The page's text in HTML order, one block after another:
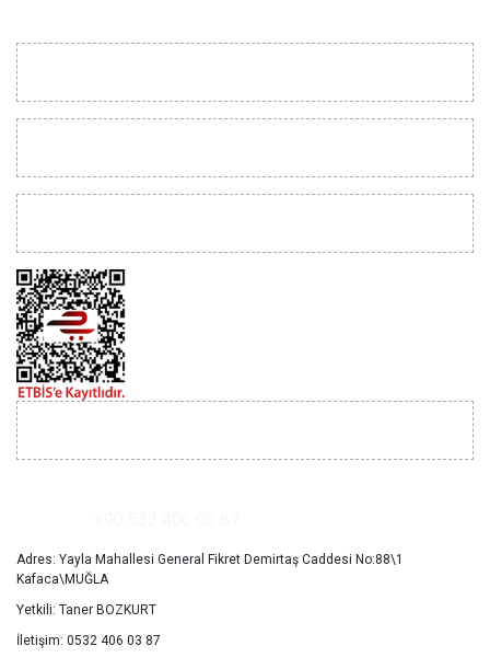
Adres: Yayla Mahallesi General Fikret Demirtaş Caddesi No:88\1
Kafaca\MUĞLA
Yetkili: Taner BOZKURT
İletişim: 0532 406 03 87